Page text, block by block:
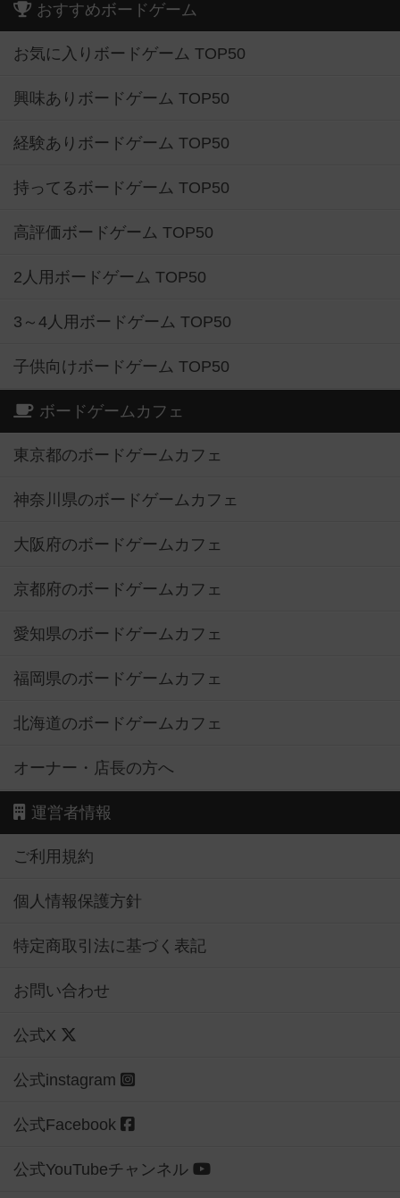
おすすめボードゲーム
お気に入りボードゲーム TOP50
興味ありボードゲーム TOP50
経験ありボードゲーム TOP50
持ってるボードゲーム TOP50
高評価ボードゲーム TOP50
2人用ボードゲーム TOP50
3～4人用ボードゲーム TOP50
子供向けボードゲーム TOP50
ボードゲームカフェ
東京都のボードゲームカフェ
神奈川県のボードゲームカフェ
大阪府のボードゲームカフェ
京都府のボードゲームカフェ
愛知県のボードゲームカフェ
福岡県のボードゲームカフェ
北海道のボードゲームカフェ
オーナー・店長の方へ
運営者情報
ご利用規約
個人情報保護方針
特定商取引法に基づく表記
お問い合わせ
公式X
公式instagram
公式Facebook
公式YouTubeチャンネル